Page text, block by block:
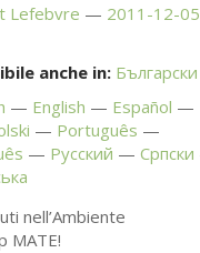
Lefebvre
2011-12-05
anche in: Български
English Español
Português
Русский
Српски
nell’Ambiente
MATE!